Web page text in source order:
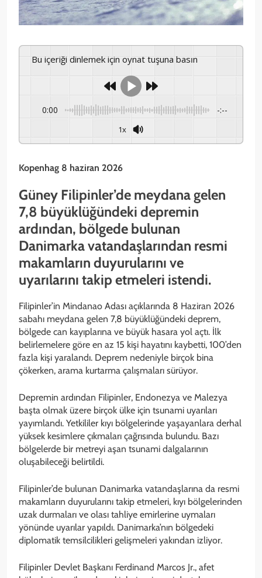
Bu içeriği dinlemek için oynat tuşuna basın
0:00 -:--
1x
Kopenhag 8 haziran 2026
Güney Filipinler’de meydana gelen
7,8 büyüklüğündeki depremin
ardından, bölgede bulunan
Danimarka vatandaşlarından resmi
makamların duyurularını ve
uyarılarını takip etmeleri istendi.
Filipinler’in Mindanao Adası açıklarında 8 Haziran 2026
sabahı meydana gelen 7,8 büyüklüğündeki deprem,
bölgede can kayıplarına ve büyük hasara yol açtı. İlk
belirlemelere göre en az 15 kişi hayatını kaybetti, 100’den
fazla kişi yaralandı. Deprem nedeniyle birçok bina
çökerken, arama kurtarma çalışmaları sürüyor.
Depremin ardından Filipinler, Endonezya ve Malezya
başta olmak üzere birçok ülke için tsunami uyarıları
yayımlandı. Yetkililer kıyı bölgelerinde yaşayanlara derhal
yüksek kesimlere çıkmaları çağrısında bulundu. Bazı
bölgelerde bir metreyi aşan tsunami dalgalarının
oluşabileceği belirtildi.
Filipinler’de bulunan Danimarka vatandaşlarına da resmi
makamların duyurularını takip etmeleri, kıyı bölgelerinden
uzak durmaları ve olası tahliye emirlerine uymaları
yönünde uyarılar yapıldı. Danimarka’nın bölgedeki
diplomatik temsilcilikleri gelişmeleri yakından izliyor.
Filipinler Devlet Başkanı Ferdinand Marcos Jr., afet